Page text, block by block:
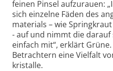
feinen Pinsel aufzurauen:
sich einzelne Fäden des
materials – wie
- auf und nimmt die
einfach mit“, erklärt
Betrachtern eine Vielfalt
kristalle.